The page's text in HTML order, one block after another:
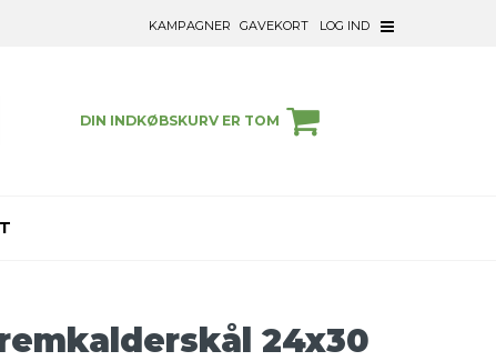
KAMPAGNER GAVEKORT LOG IND
DIN INDKØBSKURV ER TOM
24x30